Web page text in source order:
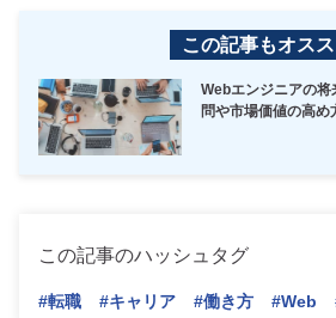
この記事もオス
Webエンジニアの
問や市場価値の高め
この記事のハッシュタグ
#転職 #キャリア #働き方 #Web